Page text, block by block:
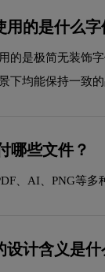
用的是什么字
的是极简无装饰
下均能保持一致的
哪些文件？
、AI、PNG等
设计含义是什